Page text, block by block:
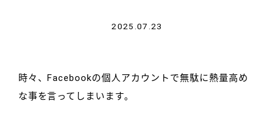
2025.07.23
時々、Facebookの個人アカウントで無駄に熱量高め
な事を言ってしまいます。